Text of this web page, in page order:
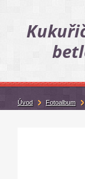
Úvod Fotoalbum